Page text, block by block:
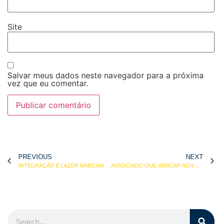
Site
Salvar meus dados neste navegador para a próxima
vez que eu comentar.
PREVIOUS NEXT
ASSOCIADO QUE INDICAR NOVOS SÓCIOS GANHA PRÊMIO